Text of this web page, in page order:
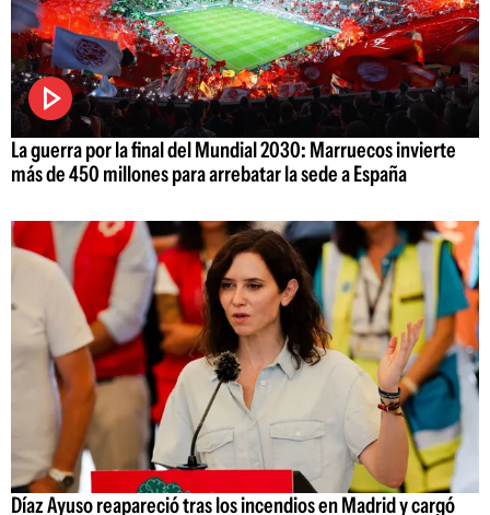
La guerra por la final del Mundial 2030: Marruecos invierte
más de 450 millones para arrebatar la sede a España
Díaz Ayuso reapareció tras los incendios en Madrid y cargó